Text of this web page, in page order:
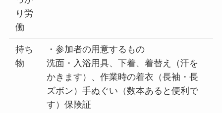
り労
働
持ち
物
・参加者の用意するもの
洗面・入浴用具、下着、着替え（汗を
かきます）、作業時の着衣（長袖・長
ズボン）手ぬぐい（数本あると便利で
す）保険証